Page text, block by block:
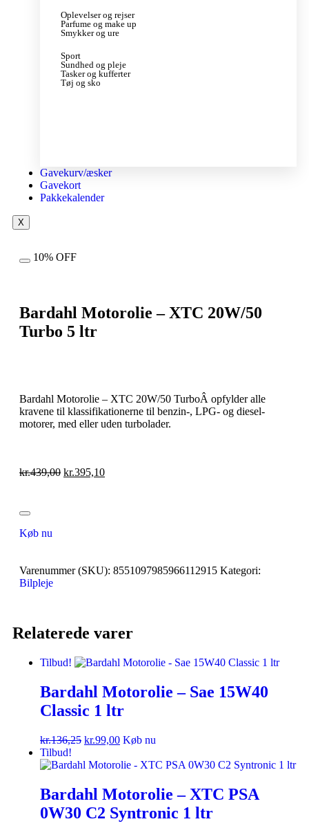
Oplevelser og rejser
Parfume og make up
Smykker og ure
Sport
Sundhed og pleje
Tasker og kufferter
Tøj og sko
Gavekurv/æsker
Gavekort
Pakkekalender
X
10% OFF
Bardahl Motorolie – XTC 20W/50
Turbo 5 ltr
Bardahl Motorolie – XTC 20W/50 TurboÂ opfylder alle
kravene til klassifikationerne til benzin-, LPG- og diesel-
motorer, med eller uden turbolader.
kr.439,00 kr.395,10
Køb nu
Varenummer (SKU): 8551097985966112915 Kategori:
Bilpleje
Relaterede varer
Tilbud!
Bardahl Motorolie – Sae 15W40
Classic 1 ltr
kr.136,25 kr.99,00 Køb nu
Tilbud!
Bardahl Motorolie – XTC PSA
0W30 C2 Syntronic 1 ltr